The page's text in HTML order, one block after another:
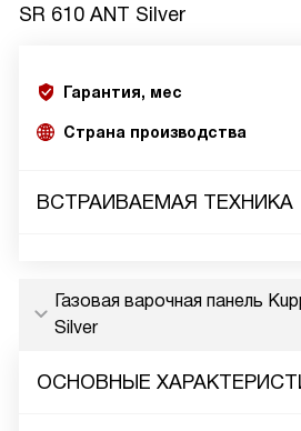
SR 610 ANT Silver
Гарантия, мес
Страна производства
ВСТРАИВАЕМАЯ ТЕХНИКА
Газовая варочная панель
Silver
ОСНОВНЫЕ